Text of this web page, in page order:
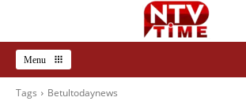
Menu
Tags Betultodaynews